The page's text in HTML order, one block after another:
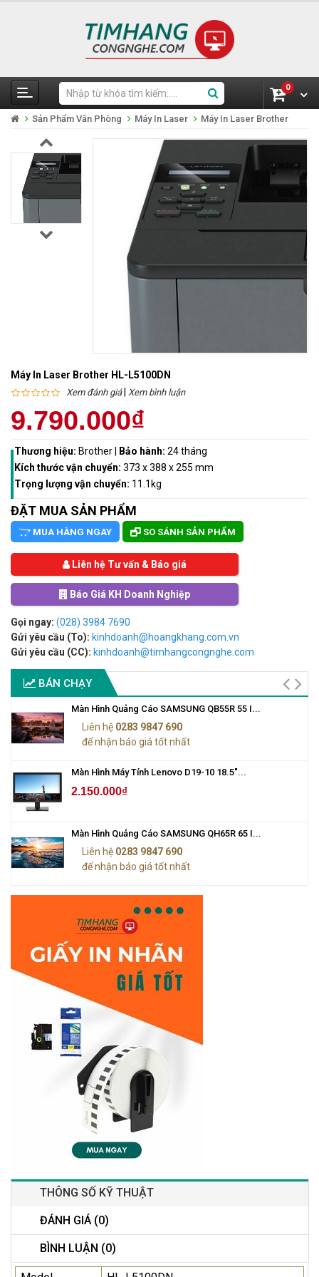
0
Sản Phẩm Văn Phòng Máy In Laser Máy In Laser Brother
Máy In Laser Brother HL-L5100DN
Xem đánh giá| Xem bình luận
9.790.000₫
Thương hiệu: Brother Bảo hành: 24 tháng
Kích thước vận chuyển: 373 x 388 x 255 mm
Trọng lượng vận chuyển: 11.1kg
ĐẶT MUA SẢN PHẨM
MUA HÀNG NGAY SO SÁNH SẢN PHẨM
Liên hệ Tư vấn & Báo giá
Báo Giá KH Doanh Nghiệp
Gọi ngay: (028) 3984 7690
Gửi yêu cầu (To): kinhdoanh@hoangkhang.com.vn
Gửi yêu cầu (CC): kinhdoanh@timhangcongnghe.com
BÁN CHẠY
Màn Hình Quảng Cáo SAMSUNG QB55R 55 I...
Liên hệ 0283 9847 690
để nhận báo giá tốt nhất
Màn Hình Máy Tính Lenovo D19-10 18.5"...
2.150.000₫
Màn Hình Quảng Cáo SAMSUNG QH65R 65 I...
Liên hệ 0283 9847 690
để nhận báo giá tốt nhất
THÔNG SỐ KỸ THUẬT
ĐÁNH GIÁ (0)
BÌNH LUẬN (0)